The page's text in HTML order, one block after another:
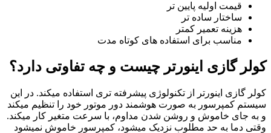
قیمت اولیه پایین تر
ساختار ساده تر
هزینه تعمیر کمتر
مناسب برای استفاده های کوتاه مدت
کولر گازی اینورتر چیست و چه تفاوتی دارد؟
کولر گازی اینورتر از تکنولوژی پیشرفته تری استفاده میکند. در این
سیستم کمپرسور به صورت هوشمند دور موتور خود را تنظیم میکند
و به جای خاموش و روشن شدن مداوم، با سرعت متغیر کار میکند.
وقتی دما به حد مطلوب نزدیک میشود، کمپرسور خاموش نمیشود